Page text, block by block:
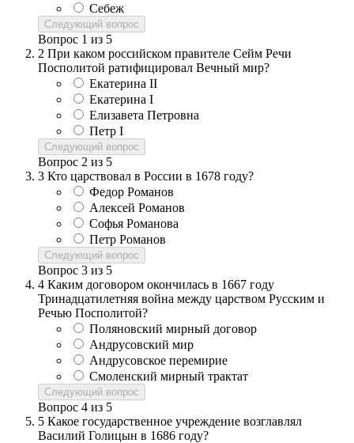
Себеж
Следующий вопрос
Вопрос 1 из 5
2 При каком российском правителе Сейм Речи
Посполитой ратифицировал Вечный мир?
Екатерина II
Екатерина I
Елизавета Петровна
Петр I
Следующий вопрос
Вопрос 2 из 5
3 Кто царствовал в России в 1678 году?
Федор Романов
Алексей Романов
Софья Романова
Петр Романов
Следующий вопрос
Вопрос 3 из 5
4 Каким договором окончилась в 1667 году
Тринадцатилетняя война между царством Русским и
Речью Посполитой?
Поляновский мирный договор
Андрусовский мир
Андрусовское перемирие
Смоленский мирный трактат
Следующий вопрос
Вопрос 4 из 5
5 Какое государственное учреждение возглавлял
Василий Голицын в 1686 году?